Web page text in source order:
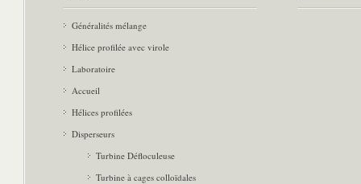
Généralités mélange
Hélice profilée avec virole
Laboratoire
Accueil
Hélices profilées
Disperseurs
Turbine Défloculeuse
Turbine à cages colloïdales